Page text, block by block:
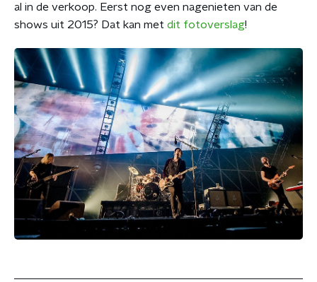
al in de verkoop. Eerst nog even nagenieten van de
shows uit 2015? Dat kan met dit fotoverslag!